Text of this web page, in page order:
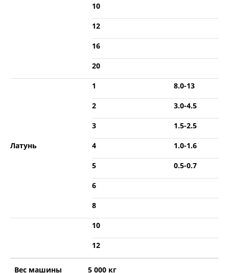
10
12
16
20
Латунь
1 8.0-13
2 3.0-4.5
3 1.5-2.5
4 1.0-1.6
5 0.5-0.7
6
8
10
12
Вес машины 5 000 кг